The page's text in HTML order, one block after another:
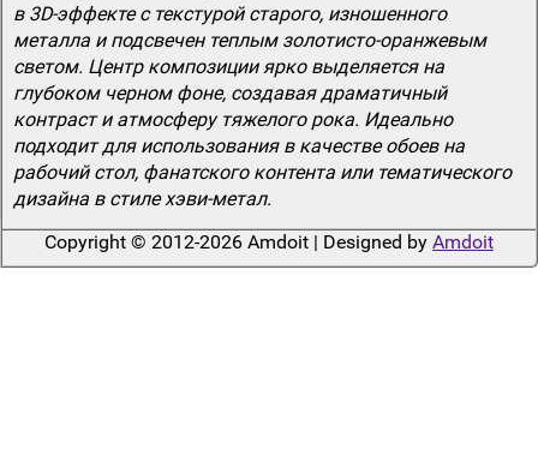
в 3D-эффекте с текстурой старого, изношенного
металла и подсвечен теплым золотисто-оранжевым
светом. Центр композиции ярко выделяется на
глубоком черном фоне, создавая драматичный
контраст и атмосферу тяжелого рока. Идеально
подходит для использования в качестве обоев на
рабочий стол, фанатского контента или тематического
дизайна в стиле хэви-метал.
Copyright © 2012-2026 Amdoit | Designed by Amdoit